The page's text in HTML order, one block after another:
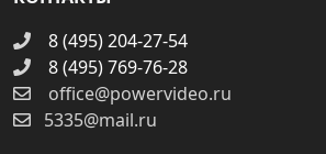
8 (495) 204-27-54
8 (495) 769-76-28
office@powervideo.ru
5335@mail.ru